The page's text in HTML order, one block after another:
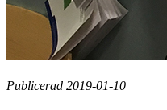
Publicerad 2019-01-10